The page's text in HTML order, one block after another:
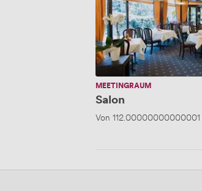
MEETINGRAUM
Salon
Von 112.00000000000001